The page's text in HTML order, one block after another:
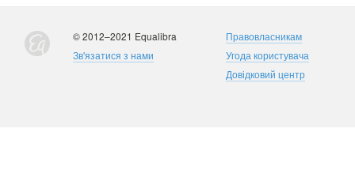
© 2012–2021 Equalibra
Зв'язатися з нами
Правовласникам
Угода користувача
Довідковий центр